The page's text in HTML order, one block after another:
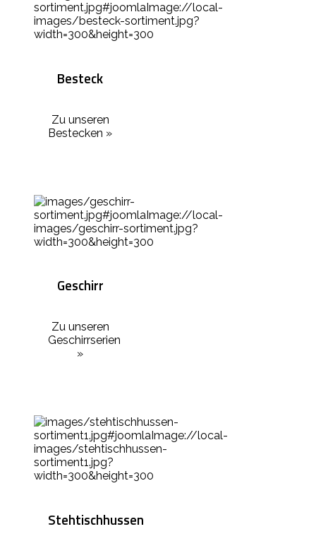
Besteck
Zu unseren
Bestecken »
Geschirr
Zu unseren
Geschirrserien
»
Stehtischhussen